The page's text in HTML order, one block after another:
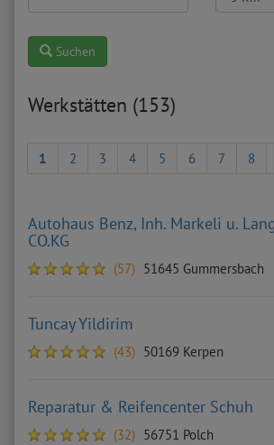
Suchen
Werkstätten (153)
1 2 3 4 5 6 7 8
Autohaus Benz, Inh. Markeli u.
CO.KG
(57) 51645 Gummersbach
Tuncay Yildirim
(43) 50169 Kerpen
Reparatur & Reifencenter Schuh
(32) 56751 Polch